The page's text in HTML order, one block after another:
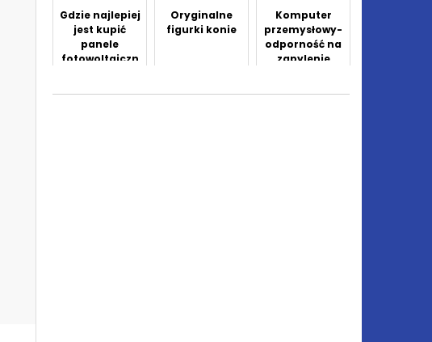
udanego
biznesu w
domu
Gdzie najlepiej
jest kupić
panele
fotowoltaiczn
Oryginalne
figurki konie
Komputer
przemysłowy-
odporność na
zapylenie